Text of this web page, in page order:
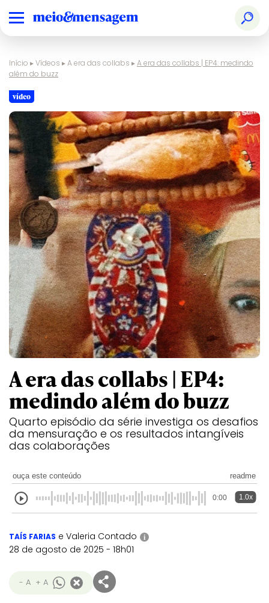
Início ▸Vídeos ▸A era das collabs ▸A era das collabs | EP4: medindo
além do buzz
vídeo
A era das collabs | EP4:
medindo além do buzz
Quarto episódio da série investiga os desafios
da mensuração e os resultados intangíveis
das colaborações
ouça este conteúdo readme
0:00 1.0x
TAÍS FARIAS e Valeria Contado i
28 de agosto de 2025 - 18h01
- A + A